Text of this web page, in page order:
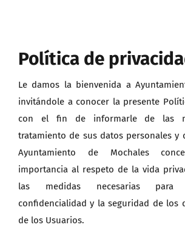
Ayuntamiento de Mochales
Actualidad
Política de
Le damos la bienvenida a
invitándole a conocer la presente
con el fin de informarle de las
tratamiento de sus datos personales y
Ayuntamiento de Mochales
importancia al respeto de la vida
las medidas necesarias para
confidencialidad y la seguridad de los
de los Usuarios.